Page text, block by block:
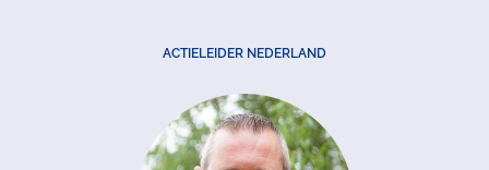
ACTIELEIDER NEDERLAND